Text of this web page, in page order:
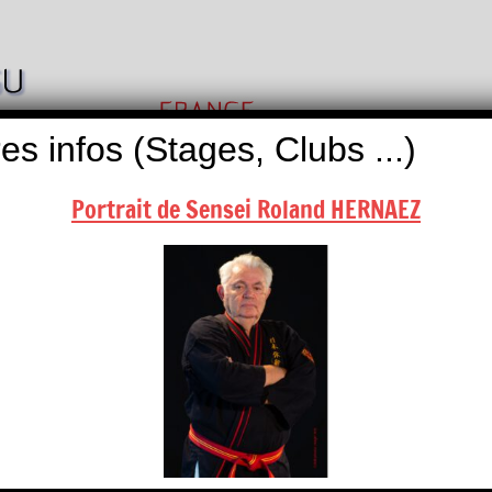
Nihon
Taï
Jitsu
Self
Défense
BOUTIQUES NOUS CONTACTER
contactez-nous …
infos (Stages, Clubs ...)
Portrait de Sensei Roland HERNAEZ